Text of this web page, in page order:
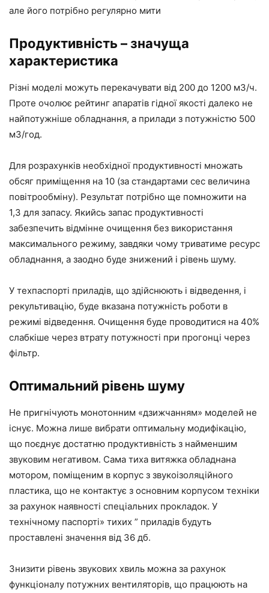
але його потрібно регулярно мити
Продуктивність – значуща
характеристика
Різні моделі можуть перекачувати від 200 до 1200 м3/ч.
Проте очолює рейтинг апаратів гідної якості далеко не
найпотужніше обладнання, а прилади з потужністю 500
м3/год.
Для розрахунків необхідної продуктивності множать
обсяг приміщення на 10 (за стандартами сес величина
повітрообміну). Результат потрібно ще помножити на
1,3 для запасу. Якийсь запас продуктивності
забезпечить відмінне очищення без використання
максимального режиму, завдяки чому триватиме ресурс
обладнання, а заодно буде знижений і рівень шуму.
У техпаспорті приладів, що здійснюють і відведення, і
рекультивацію, буде вказана потужність роботи в
режимі відведення. Очищення буде проводитися на 40%
слабкіше через втрату потужності при прогонці через
фільтр.
Оптимальний рівень шуму
Не пригнічують монотонним «дзижчанням» моделей не
існує. Можна лише вибрати оптимальну модифікацію,
що поєднує достатню продуктивність з найменшим
звуковим негативом. Сама тиха витяжка обладнана
мотором, поміщеним в корпус з звукоізоляційного
пластика, що не контактує з основним корпусом техніки
за рахунок наявності спеціальних прокладок. У
технічному паспорті» тихих ” приладів будуть
проставлені значення від 36 дб.
Знизити рівень звукових хвиль можна за рахунок
функціоналу потужних вентиляторів, що працюють на